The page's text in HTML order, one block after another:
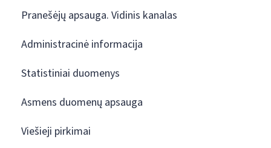
Pranešėjų apsauga. Vidinis kanalas
Administracinė informacija
Statistiniai duomenys
Asmens duomenų apsauga
Viešieji pirkimai